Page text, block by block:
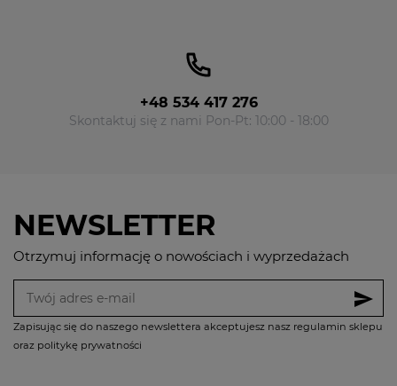
+48 534 417 276
Skontaktuj się z nami Pon-Pt: 10:00 - 18:00
NEWSLETTER
Otrzymuj informację o nowościach i wyprzedażach
send
Zapisując się do naszego newslettera akceptujesz nasz regulamin sklepu
oraz politykę prywatności